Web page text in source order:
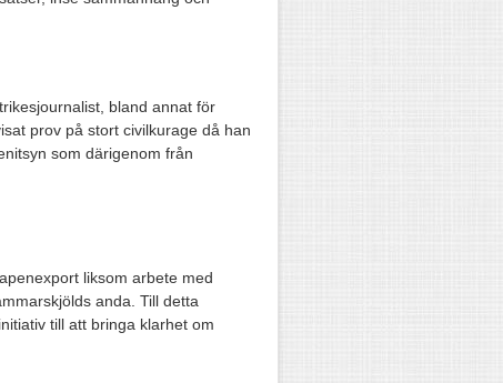
bland annat för
prov på stort civilkurage då han
som därigenom från
liksom arbete med
anda. Till detta
till att bringa klarhet om